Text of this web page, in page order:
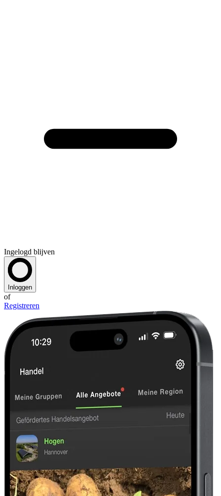
Ingelogd blijven
Inloggen
of
Registreren